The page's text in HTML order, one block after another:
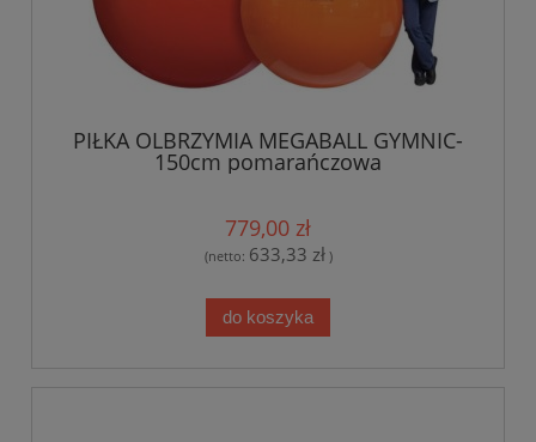
PIŁKA OLBRZYMIA MEGABALL GYMNIC-
150cm pomarańczowa
779,00 zł
(netto: 633,33 zł)
do koszyka